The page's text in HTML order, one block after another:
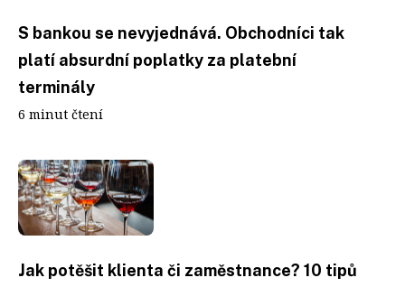
S bankou se nevyjednává. Obchodníci tak
platí absurdní poplatky za platební
terminály
6 minut čtení
Jak potěšit klienta či zaměstnance? 10 tipů